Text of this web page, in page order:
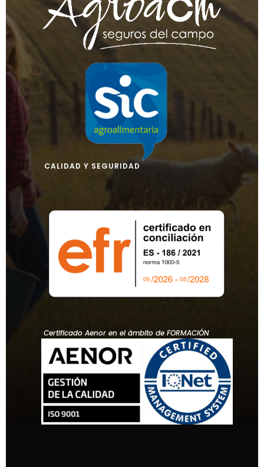
CALIDAD Y SEGURIDAD
Certificado Aenor en el ámbito de FORMACIÓN